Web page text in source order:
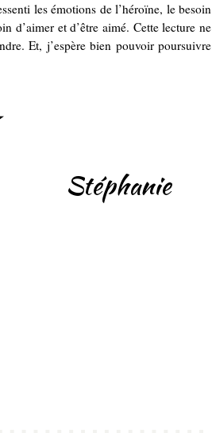
les émotions de l’héroïne, le besoin
d’aimer et d’être aimé. Cette lecture ne
Et, j’espère bien pouvoir poursuivre
Stéphanie